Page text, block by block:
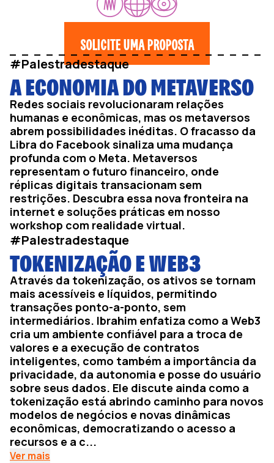
SOLICITE UMA PROPOSTA
#Palestradestaque
A ECONOMIA DO METAVERSO
Redes sociais revolucionaram relações
humanas e econômicas, mas os metaversos
abrem possibilidades inéditas. O fracasso da
Libra do Facebook sinaliza uma mudança
profunda com o Meta. Metaversos
representam o futuro financeiro, onde
réplicas digitais transacionam sem
restrições. Descubra essa nova fronteira na
internet e soluções práticas em nosso
workshop com realidade virtual.
#Palestradestaque
TOKENIZAÇÃO E WEB3
Através da tokenização, os ativos se tornam
mais acessíveis e líquidos, permitindo
transações ponto-a-ponto, sem
intermediários. Ibrahim enfatiza como a Web3
cria um ambiente confiável para a troca de
valores e a execução de contratos
inteligentes, como também a importância da
privacidade, da autonomia e posse do usuário
sobre seus dados. Ele discute ainda como a
tokenização está abrindo caminho para novos
modelos de negócios e novas dinâmicas
econômicas, democratizando o acesso a
recursos e a c...
Ver mais